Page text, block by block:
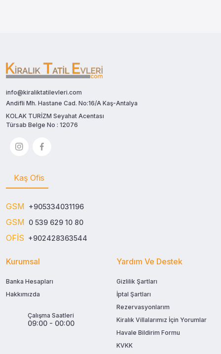
Kurumsal
Banka Hesapları
Hakkımızda
Çalışma Saatleri
09:00 - 00:00
Yardım Ve Destek
Gizlilik Şartları
İptal Şartları
Rezervasyonlarım
Kiralık Villalarımız İçin Yorumlar
Havale Bildirim Formu
KVKK
info@kiraliktatilevleri.com
Andifli Mh. Hastane Cad. No:16/A Kaş-Antalya
KOLAK TURİZM Seyahat Acentası
Türsab Belge No : 12076
Kaş Ofis
+905334031196
GSM
0 539 629 10 80
GSM
+902428363544
OFİS